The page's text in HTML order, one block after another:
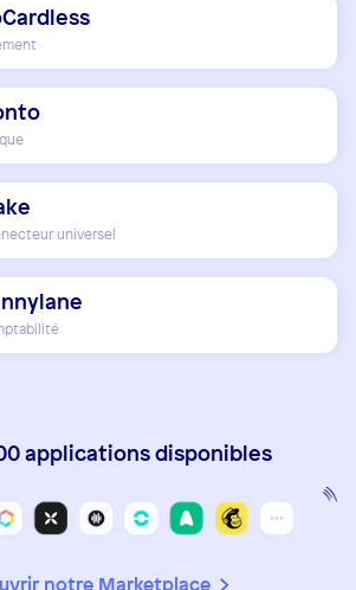
universel
applications disponibles
notre Marketplace